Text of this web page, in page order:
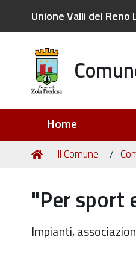
Unione Valli del Reno
Home
Tu
Home
Il Comune
"Per sport
Impianti,